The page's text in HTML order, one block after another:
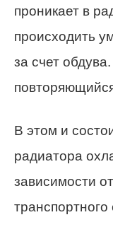
проникает в
происходить
за счет
В этом и
радиатора
зависимости
транспортного